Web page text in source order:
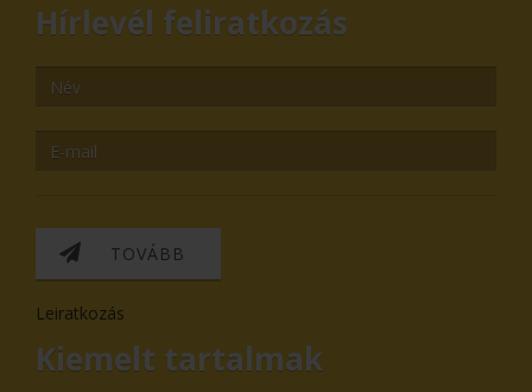
Hírlevél feliratkozás
TOVÁBB
Leiratkozás
Kiemelt tartalmak